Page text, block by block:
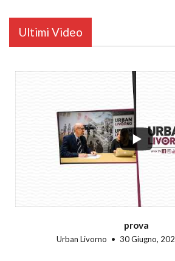
Ultimi Video
prova
Urban Livorno 30 Giugno,